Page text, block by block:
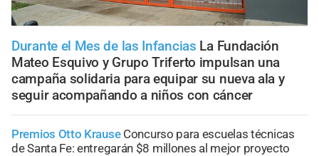
Durante el Mes de las Infancias La Fundación
Mateo Esquivo y Grupo Triferto impulsan una
campaña solidaria para equipar su nueva ala y
seguir acompañando a niños con cáncer
Premios Otto Krause Concurso para escuelas técnicas
de Santa Fe: entregarán $8 millones al mejor proyecto